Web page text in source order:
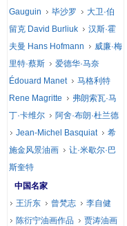
Gauguin
毕沙罗
大卫·伯
留克 David Burliuk
汉斯·霍
夫曼 Hans Hofmann
威廉·梅
里特·蔡斯
爱德华·马奈
Édouard Manet
马格利特
Rene Magritte
弗朗索瓦·马
丁·卡维尔
阿舍·布朗·杜兰德
Jean-Michel Basquiat
希
施金风景油画
让·米歇尔·巴
斯奎特
中国名家
王沂东
曾梵志
李自健
陈衍宁油画作品
贾涛油画